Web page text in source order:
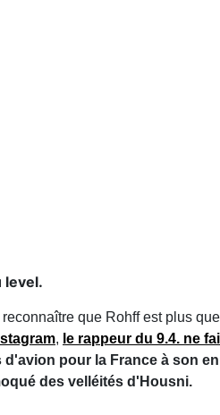
level.
que Rohff est plus
, le rappeur du 9.4. ne
pour la France à son
des velléités d'Housni.